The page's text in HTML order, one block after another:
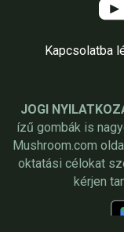
Kapcsolatba
JOGI
ízű gombák is
Mushroom.com
oktatási célokat
kérjen